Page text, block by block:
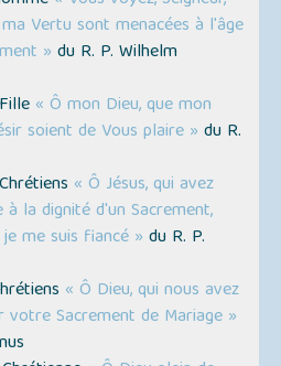
Vertu sont menacées à l'âge
» du R. P. Wilhelm
« Ô mon Dieu, que mon
soient de Vous plaire » du R.
« Ô Jésus, qui avez
la dignité d'un Sacrement,
me suis fiancé » du R. P.
« Ô Dieu, qui nous avez
votre Sacrement de Mariage »